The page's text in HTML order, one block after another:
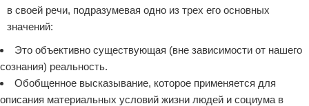
в своей речи, подразумевая одно из трех его основных
значений:
Это объективно существующая (вне зависимости от нашего
сознания) реальность.
Обобщенное высказывание, которое применяется для
описания материальных условий жизни людей и социума в